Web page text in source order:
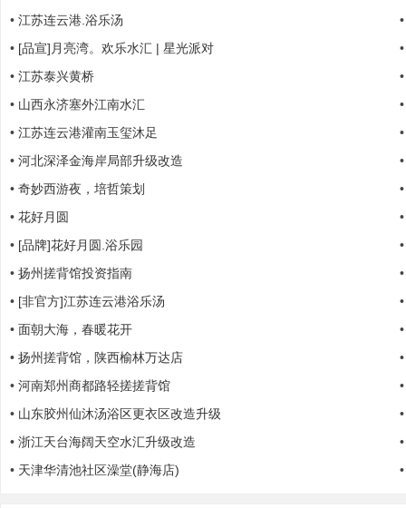
培
• 江苏连云港.浴乐汤
• [品宣]月亮湾。欢乐水汇 | 星光派对
• 江苏泰兴黄桥
• 山西永济塞外江南水汇
• 江苏连云港灌南玉玺沐足
• 河北深泽金海岸局部升级改造
• 奇妙西游夜，培哲策划
• 花好月圆
• [品牌]花好月圆.浴乐园
• 扬州搓背馆投资指南
• [非官方]江苏连云港浴乐汤
• 面朝大海，春暖花开
• 扬州搓背馆，陕西榆林万达店
• 河南郑州商都路轻搓搓背馆
• 山东胶州仙沐汤浴区更衣区改造升级
• 浙江天台海阔天空水汇升级改造
• 天津华清池社区澡堂(静海店)